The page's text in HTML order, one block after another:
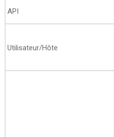
API
Utilisateur/Hôte